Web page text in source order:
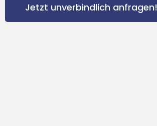
Jetzt unverbindlich anfragen!